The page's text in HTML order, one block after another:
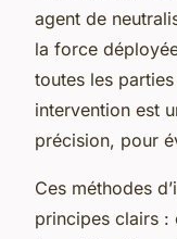
agent de
la force
toutes les
intervention est
précision, pour
Ces méthodes
principes clairs :